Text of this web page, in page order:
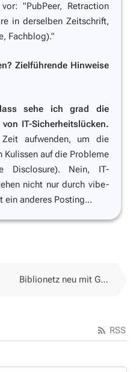
"PubPeer, Retraction
in derselben Zeitschrift,
Fachblog)."
Zielführende Hinweise
sehe ich grad die
IT-Sicherheitslücken.
aufwenden, um die
Kulissen auf die Probleme
Disclosure). Nein, IT-
nicht nur durch vibe-
ein anderes Posting...
Biblionetz neu mit GMLS-generierten Anteilen
RSS